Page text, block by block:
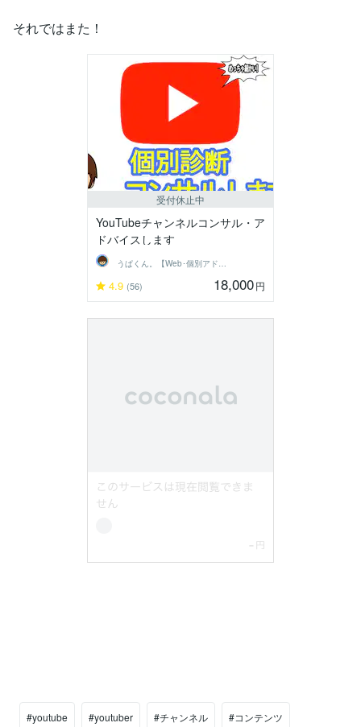
それではまた！
受付休止中
YouTubeチャンネルコンサル・ア
ドバイスします
うぱくん。【Web･個別アドバイス系】
4.9 (56) 18,000円
#youtube #youtuber #チャンネル #コンテンツ